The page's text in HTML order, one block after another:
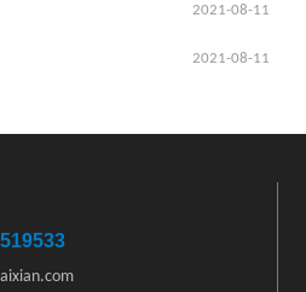
2021-08-11
2021-08-11